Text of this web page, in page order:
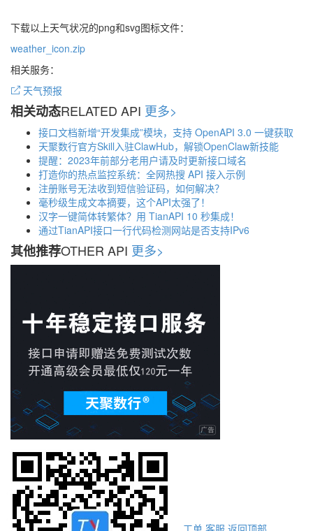
下载以上天气状况的png和svg图标文件：
weather_icon.zip
相关服务：
天气预报
相关动态RELATED API 更多>
接口文档新增“开发集成”模块，支持 OpenAPI 3.0 一键获取
天聚数行官方Skill入驻ClawHub，解锁OpenClaw新技能
提醒：2023年前部分老用户请及时更新接口域名
打造你的热点监控系统：全网热搜 API 接入示例
注册账号无法收到短信验证码，如何解决？
毫秒级生成文本摘要，这个API太强了！
汉字一键简体转繁体？用 TianAPI 10 秒集成！
通过TianAPI接口一行代码检测网站是否支持IPv6
其他推荐OTHER API 更多>
工单 客服 返回顶部